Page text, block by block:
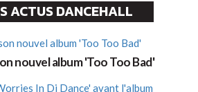
ACTUS DANCEHALL
nouvel album 'Too Too Bad'